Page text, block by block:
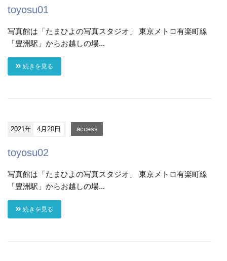
toyosu01
写真館は「たまひよの写真スタジオ」 東京メトロ有楽町線
「豊洲駅」からお越しの場...
続きを見る
2021年 4月20日 access
toyosu02
写真館は「たまひよの写真スタジオ」 東京メトロ有楽町線
「豊洲駅」からお越しの場...
続きを見る